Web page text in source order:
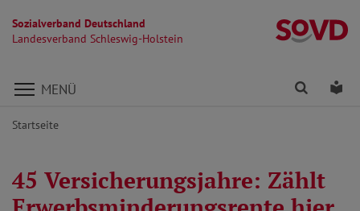
Sozialverband Deutschland
Landesverband Schleswig-Holstein
Direkt zu den Inhalten springen
MENÜ Finden
Startseite
45 Versicherungsjahre: Zählt